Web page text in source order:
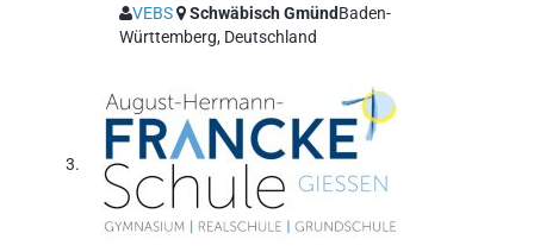
VEBS
Schwäbisch GmündBaden-
Württemberg, Deutschland